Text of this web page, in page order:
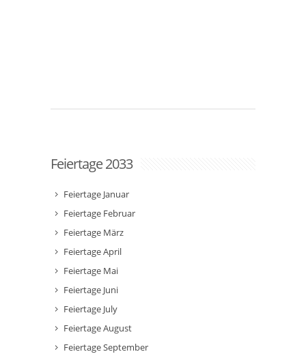
Feiertage 2033
Feiertage Januar
Feiertage Februar
Feiertage März
Feiertage April
Feiertage Mai
Feiertage Juni
Feiertage July
Feiertage August
Feiertage September